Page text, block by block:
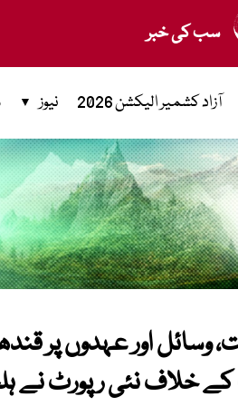
سب کی خبر
آزاد کشمیر الیکشن 2026 نیوز
وسائل اور عہدوں پر
خلاف نئی رپورٹ نے